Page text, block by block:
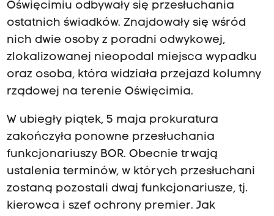
Oświęcimiu odbywały się przesłuchania
ostatnich świadków. Znajdowały się wśród
nich dwie osoby z poradni odwykowej,
zlokalizowanej nieopodal miejsca wypadku
oraz osoba, która widziała przejazd kolumny
rządowej na terenie Oświęcimia.
W ubiegły piątek, 5 maja prokuratura
zakończyła ponowne przesłuchania
funkcjonariuszy BOR. Obecnie trwają
ustalenia terminów, w których przesłuchani
zostaną pozostali dwaj funkcjonariusze, tj.
kierowca i szef ochrony premier. Jak